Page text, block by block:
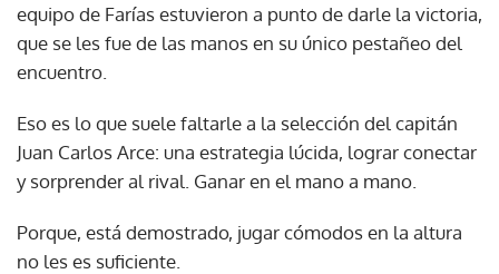
equipo de Farías estuvieron a punto de darle la victoria,
que se les fue de las manos en su único pestañeo del
encuentro.
Eso es lo que suele faltarle a la selección del capitán
Juan Carlos Arce: una estrategia lúcida, lograr conectar
y sorprender al rival. Ganar en el mano a mano.
Porque, está demostrado, jugar cómodos en la altura
no les es suficiente.